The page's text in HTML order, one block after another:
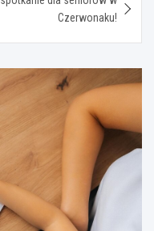
Czerwonaku!